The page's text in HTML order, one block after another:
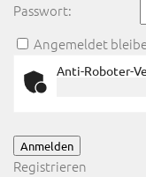
Passwort:
Angemeldet
Anti-Roboter-
Anmelden
Registrieren